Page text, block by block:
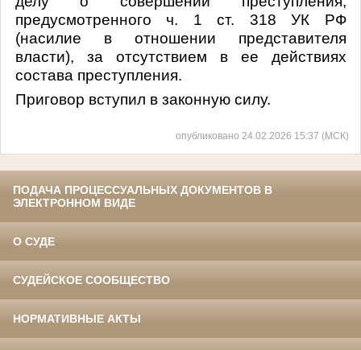
предусмотренного ч. 1 ст. 318 УК РФ
(насилие в отношении представителя
власти), за отсутствием в ее действиях
состава преступления.
Приговор вступил в законную силу.
опубликовано 24.02.2026 15:37 (МСК)
ПОДАЧА ПРОЦЕССУАЛЬНЫХ ДОКУМЕНТОВ В
ЭЛЕКТРОННОМ ВИДЕ
О СУДЕ
СУДЕЙСКОЕ СООБЩЕСТВО
НОРМАТИВНЫЕ АКТЫ